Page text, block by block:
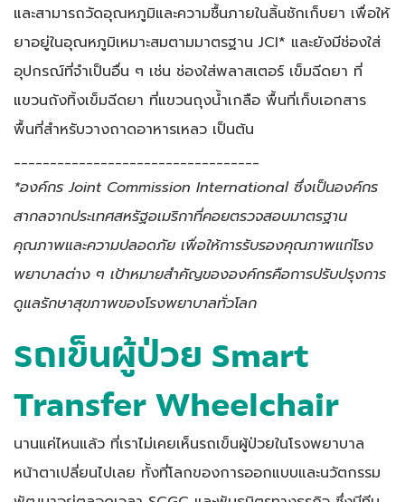
และสามารถวัดอุณหภูมิและความชื้นภายในลิ้นชักเก็บยา เพื่อให้
ยาอยู่ในอุณหภูมิเหมาะสมตามมาตรฐาน JCI* และยังมีช่องใส่
อุปกรณ์ที่จำเป็นอื่น ๆ เช่น ช่องใส่พลาสเตอร์ เข็มฉีดยา ที่
แขวนถังทิ้งเข็มฉีดยา ที่แขวนถุงน้ำเกลือ พื้นที่เก็บเอกสาร
พื้นที่สำหรับวางถาดอาหารเหลว เป็นต้น
__________________________________
*องค์กร Joint Commission International ซึ่งเป็นองค์กร
สากลจากประเทศสหรัฐอเมริกาที่คอยตรวจสอบมาตรฐาน
คุณภาพและความปลอดภัย เพื่อให้การรับรองคุณภาพแก่โรง
พยาบาลต่าง ๆ เป้าหมายสำคัญขององค์กรคือการปรับปรุงการ
ดูแลรักษาสุขภาพของโรงพยาบาลทั่วโลก
รถเข็นผู้ป่วย Smart
Transfer Wheelchair
นานแค่ไหนแล้ว ที่เราไม่เคยเห็นรถเข็นผู้ป่วยในโรงพยาบาล
หน้าตาเปลี่ยนไปเลย ทั้งที่โลกของการออกแบบและนวัตกรรม